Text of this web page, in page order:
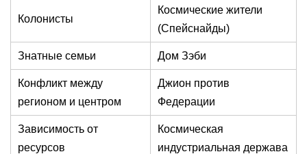
Колонисты
Космические жители
(Спейснайды)
Знатные семьи Дом Зэби
Конфликт между
регионом и центром
Джион против
Федерации
Зависимость от
ресурсов
Космическая
индустриальная держава